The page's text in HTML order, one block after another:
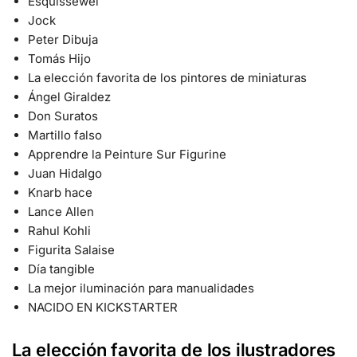
Jock
Peter Dibuja
Tomás Hijo
La elección favorita de los pintores de miniaturas
Ángel Giraldez
Don Suratos
Martillo falso
Apprendre la Peinture Sur Figurine
Juan Hidalgo
Knarb hace
Lance Allen
Rahul Kohli
Figurita Salaise
Día tangible
La mejor iluminación para manualidades
NACIDO EN KICKSTARTER
La elección favorita de los ilustradores